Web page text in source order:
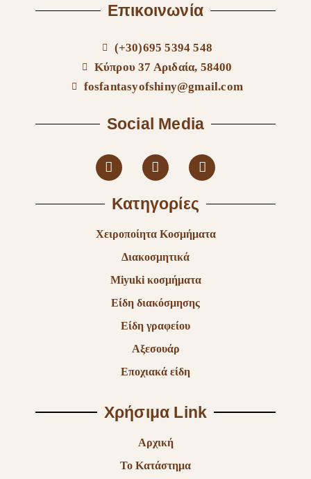
Επικοινωνία
(+30)695 5394 548
Κύπρου 37 Αριδαία, 58400
fosfantasyofshiny@gmail.com
Social Media
Κατηγορίες
Χειροποίητα Κοσμήματα
Διακοσμητικά
Miyuki κοσμήματα
Είδη διακόσμησης
Είδη γραφείου
Αξεσουάρ
Εποχιακά είδη
Χρήσιμα Link
Αρχική
Το Κατάστημα